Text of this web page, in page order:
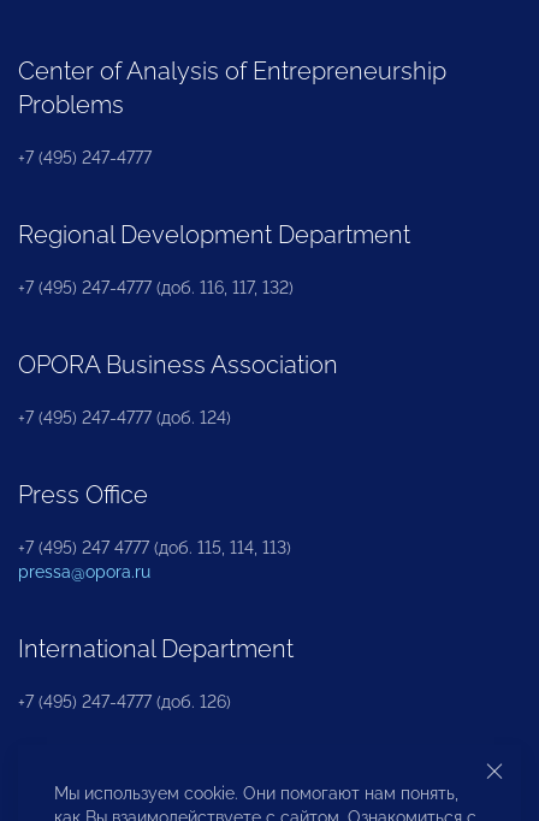
Center of Analysis of Entrepreneurship
Problems
+7 (495) 247-4777
Regional Development Department
+7 (495) 247-4777 (доб. 116, 117, 132)
OPORA Business Association
+7 (495) 247-4777 (доб. 124)
Press Office
+7 (495) 247 4777 (доб. 115, 114, 113)
pressa@opora.ru
International Department
+7 (495) 247-4777 (доб. 126)
Business and Investment Rights Protection
Department
Мы используем cookie. Они помогают нам понять,
как Вы взаимодействуете с сайтом. Ознакомиться с